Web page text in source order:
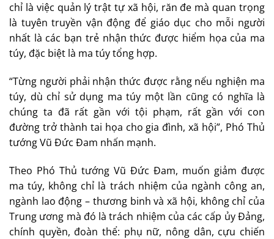
chỉ là việc quản lý trật tự xã hội, răn đe mà quan trọng
là tuyên truyền vận động để giáo dục cho mỗi người
nhất là các bạn trẻ nhận thức được hiểm họa của ma
túy, đặc biệt là ma túy tổng hợp.
“Từng người phải nhận thức được rằng nếu nghiện ma
túy, dù chỉ sử dụng ma túy một lần cũng có nghĩa là
chúng ta đã rất gần với tội phạm, rất gần với con
đường trở thành tai họa cho gia đình, xã hội”, Phó Thủ
tướng Vũ Đức Đam nhấn mạnh.
Theo Phó Thủ tướng Vũ Đức Đam, muốn giảm được
ma túy, không chỉ là trách nhiệm của ngành công an,
ngành lao động – thương binh và xã hội, không chỉ của
Trung ương mà đó là trách nhiệm của các cấp ủy Đảng,
chính quyền, đoàn thể: phụ nữ, nông dân, cựu chiến